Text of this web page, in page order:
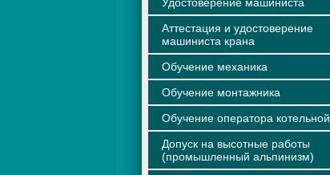
Аттестация и удостоверение
машиниста крана
Обучение механика
Обучение монтажника
Обучение оператора котельной
Допуск на высотные работы
(промышленный альпинизм)